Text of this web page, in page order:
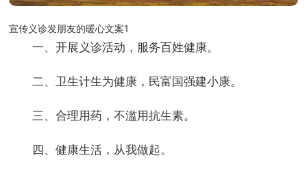
宣传义诊发朋友的暖心文案1
一、开展义诊活动，服务百姓健康。
二、卫生计生为健康，民富国强建小康。
三、合理用药，不滥用抗生素。
四、健康生活，从我做起。